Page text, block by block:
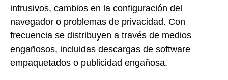
intrusivos, cambios en la configuración del
navegador o problemas de privacidad. Con
frecuencia se distribuyen a través de medios
engañosos, incluidas descargas de software
empaquetados o publicidad engañosa.